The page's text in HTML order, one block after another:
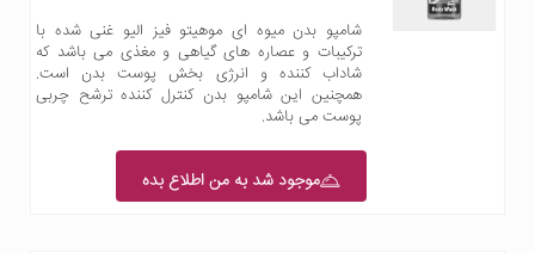
شامپو بدن میوه ای موهیتو فیز الیو غنی شده با
ترکیبات و عصاره های گیاهی و مغذی می باشد که
شاداب کننده و انرژی بخش پوست بدن است.
همچنین این شامپو بدن کنترل کننده ترشح چربی
پوست می باشد.
موجود شد به من اطلاع بده